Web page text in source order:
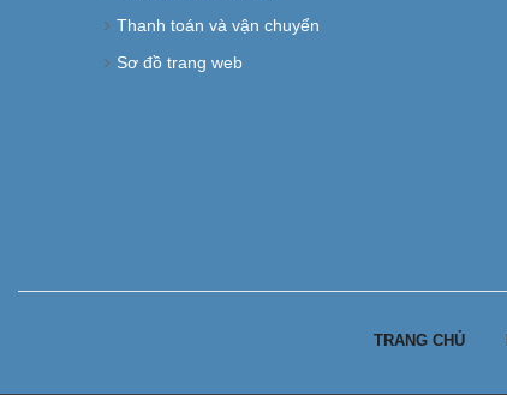
Thanh toán và vận chuyển
Sơ đồ trang web
TRANG CHỦ